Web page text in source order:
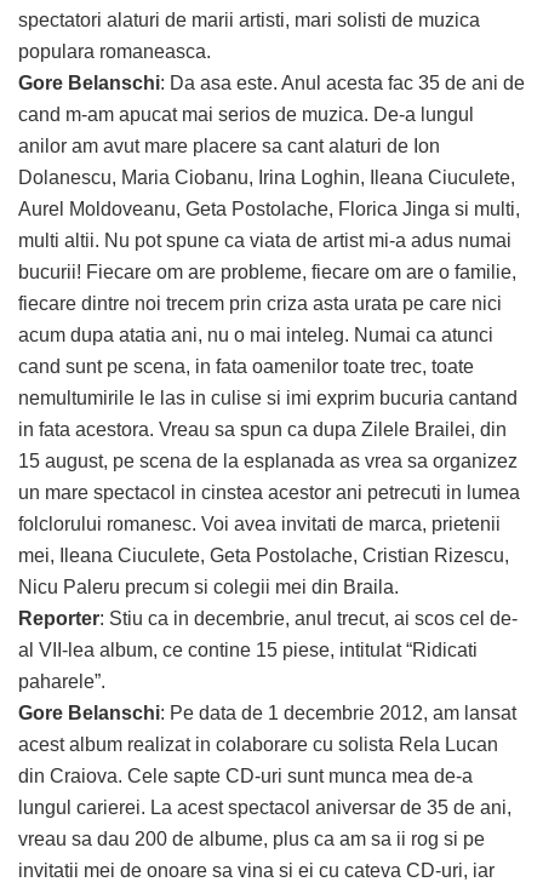
spectatori alaturi de marii artisti, mari solisti de muzica
populara romaneasca.
Gore Belanschi: Da asa este. Anul acesta fac 35 de ani de
cand m-am apucat mai serios de muzica. De-a lungul
anilor am avut mare placere sa cant alaturi de Ion
Dolanescu, Maria Ciobanu, Irina Loghin, Ileana Ciuculete,
Aurel Moldoveanu, Geta Postolache, Florica Jinga si multi,
multi altii. Nu pot spune ca viata de artist mi-a adus numai
bucurii! Fiecare om are probleme, fiecare om are o familie,
fiecare dintre noi trecem prin criza asta urata pe care nici
acum dupa atatia ani, nu o mai inteleg. Numai ca atunci
cand sunt pe scena, in fata oamenilor toate trec, toate
nemultumirile le las in culise si imi exprim bucuria cantand
in fata acestora. Vreau sa spun ca dupa Zilele Brailei, din
15 august, pe scena de la esplanada as vrea sa organizez
un mare spectacol in cinstea acestor ani petrecuti in lumea
folclorului romanesc. Voi avea invitati de marca, prietenii
mei, Ileana Ciuculete, Geta Postolache, Cristian Rizescu,
Nicu Paleru precum si colegii mei din Braila.
Reporter: Stiu ca in decembrie, anul trecut, ai scos cel de-
al VII-lea album, ce contine 15 piese, intitulat “Ridicati
paharele”.
Gore Belanschi: Pe data de 1 decembrie 2012, am lansat
acest album realizat in colaborare cu solista Rela Lucan
din Craiova. Cele sapte CD-uri sunt munca mea de-a
lungul carierei. La acest spectacol aniversar de 35 de ani,
vreau sa dau 200 de albume, plus ca am sa ii rog si pe
invitatii mei de onoare sa vina si ei cu cateva CD-uri, iar